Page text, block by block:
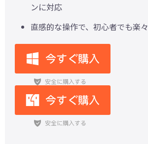
ンに対応
直感的な操作で、初心者でも楽々